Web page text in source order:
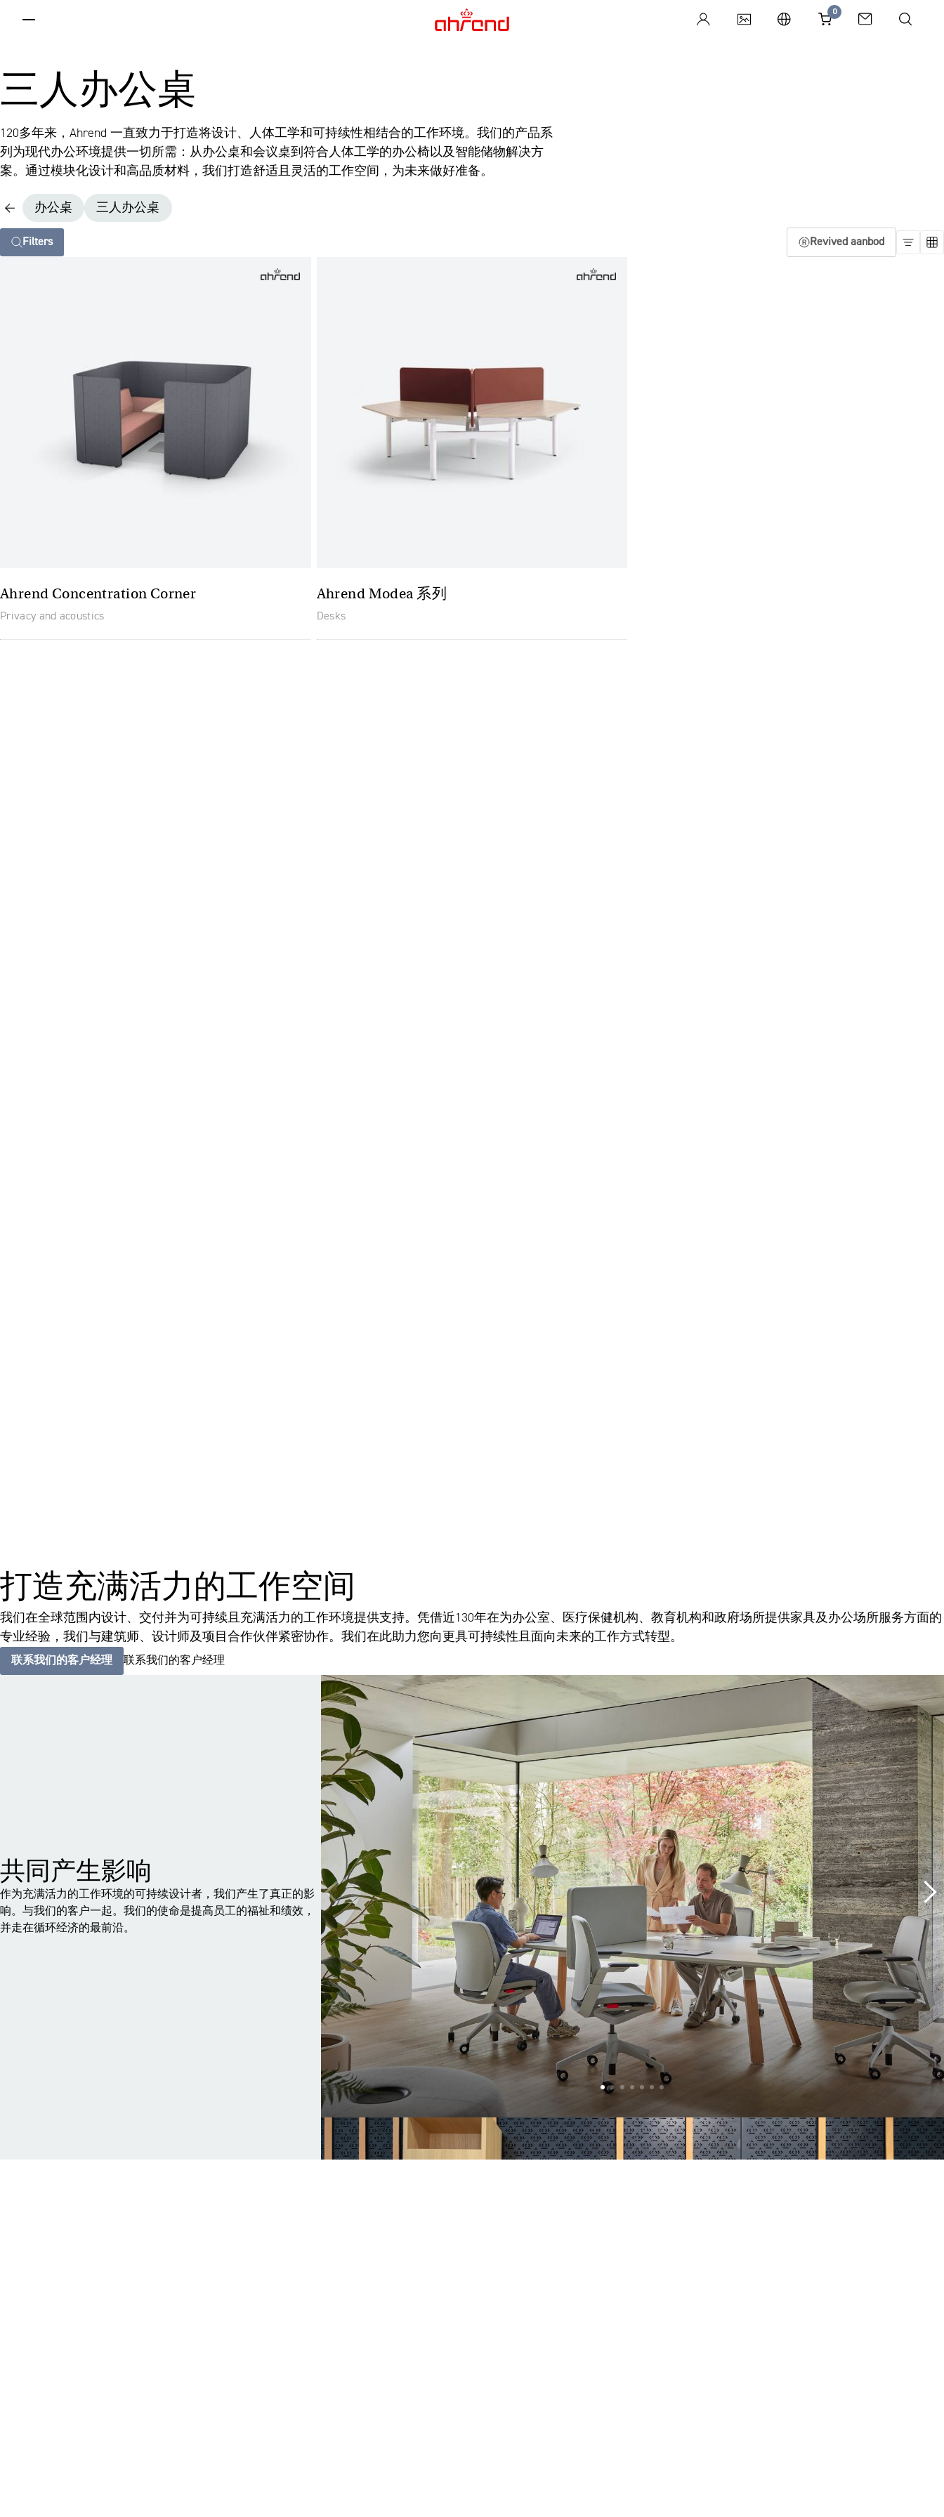
0
三人办公桌
120多年来，Ahrend 一直致力于打造将设计、人体工学和可持续性相结合的工作环境。我们的产品系
列为现代办公环境提供一切所需：从办公桌和会议桌到符合人体工学的办公椅以及智能储物解决方
案。通过模块化设计和高品质材料，我们打造舒适且灵活的工作空间，为未来做好准备。
办公桌 三人办公桌
Filters Revived aanbod
Ahrend Concentration Corner
Privacy and acoustics
Ahrend Modea 系列
Desks
打造充满活力的工作空间
我们在全球范围内设计、交付并为可持续且充满活力的工作环境提供支持。凭借近130年在为办公室、医疗保健机构、教育机构和政府场所提供家具及办公场所服务方面的
专业经验，我们与建筑师、设计师及项目合作伙伴紧密协作。我们在此助力您向更具可持续性且面向未来的工作方式转型。
联系我们的客户经理 联系我们的客户经理
共同产生影响
作为充满活力的工作环境的可持续设计者，我们产生了真正的影
响。与我们的客户一起。我们的使命是提高员工的福祉和绩效，
并走在循环经济的最前沿。